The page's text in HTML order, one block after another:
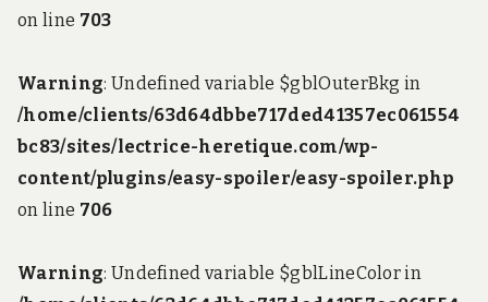
on line 703
Warning: Undefined variable $gblOuterBkg in
/home/clients/63d64dbbe717ded41357ec061554
bc83/sites/lectrice-heretique.com/wp-
content/plugins/easy-spoiler/easy-spoiler.php
on line 706
Warning: Undefined variable $gblLineColor in